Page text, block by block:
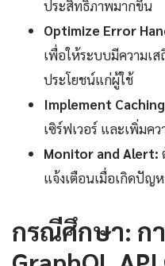
ประสิทธิภาพมากขึ้น
Optimize Error
เพื่อให้ระบบมีความเ
ประโยชน์แก่ผู้ใช้
Implement
เซิร์ฟเวอร์ และเพิ่มค
Monitor and Alert:
แจ้งเตือนเมื่อเกิดปัญ
กรณีศึกษา: ก